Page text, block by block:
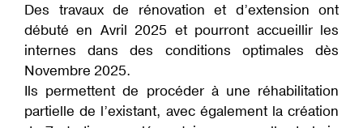
Des travaux de rénovation et d’extension ont
débuté en Avril 2025 et pourront accueillir les
internes dans des conditions optimales dès
Novembre 2025.
Ils permettent de procéder à une réhabilitation
partielle de l’existant, avec également la création